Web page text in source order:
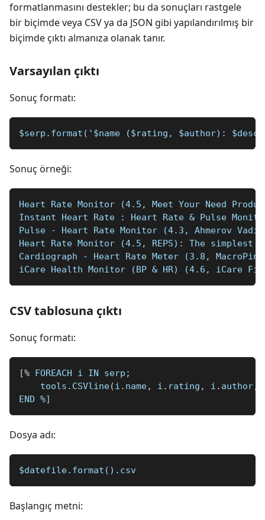
formatlanmasını destekler; bu da sonuçları rastgele
bir biçimde veya CSV ya da JSON gibi yapılandırılmış bir
biçimde çıktı almanıza olanak tanır.
Varsayılan çıktı
Sonuç formatı:
$serp.format('$name ($rating, $author):
Sonuç örneği:
Heart Rate Monitor (4.5, Meet Your Need
Instant Heart Rate : Heart Rate & Pulse
Pulse - Heart Rate Monitor (4.3, Ahmerov
Heart Rate Monitor (4.5, REPS): The
Cardiograph - Heart Rate Meter (3.8,
iCare Health Monitor (BP & HR) (4.6, iCare
CSV tablosuna çıktı
Sonuç formatı:
[% FOREACH i IN serp ;
    tools
. CSVline(i . name, i . rating , i . author,
END %]
Dosya adı:
$datefile.format().csv
Başlangıç metni: